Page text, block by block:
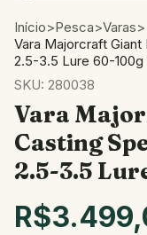
Início>Pesca>Varas>
Vara Majorcraft
2.5-3.5 Lure 60-100g
SKU: 280038
Vara
Casting
2.5-3.5